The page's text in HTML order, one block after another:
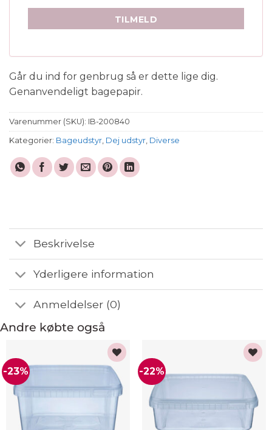
TILMELD
Går du ind for genbrug så er dette lige dig.
Genanvendeligt bagepapir.
Varenummer (SKU): IB-200840
Kategorier: Bageudstyr Dej udstyr Diverse
Beskrivelse
Yderligere information
Anmeldelser (0)
Andre købte også
-23%
Add to
wishlist
-22%
wishlist